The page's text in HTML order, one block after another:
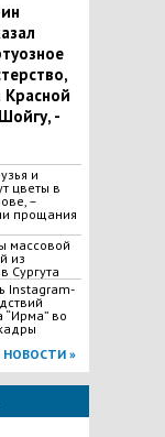
Красной
-
и
цветы в
–
прощания
массовой
из
Сургута
Іnstagram-
“Ирма” во
НОВОСТИ »